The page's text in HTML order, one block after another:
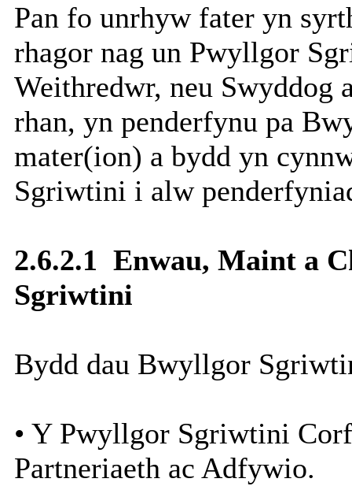
Pan fo unrhyw fater yn
rhagor nag un Pwyllgor
Weithredwr, neu Swyddog
rhan, yn penderfynu pa
mater(ion) a bydd yn
Sgriwtini i alw
2.6.2.1 Enwau, Maint a
Sgriwtini
Bydd dau Bwyllgor
• Y Pwyllgor Sgriwtini
Partneriaeth ac Adfywio.